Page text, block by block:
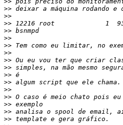
>>
>>
>>
>>
>>
>>
>>
>>
>>
>>
>>
>>
>>
>>
>>
>>